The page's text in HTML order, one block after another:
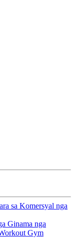
sa Komersyal nga
Ginama nga
Gym